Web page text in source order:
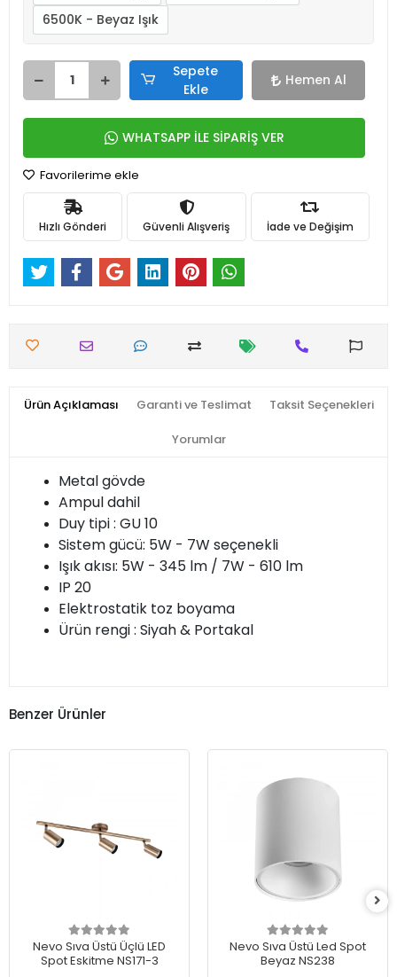
6500K - Beyaz Işık
Sepete
Ekle
Hemen Al
WHATSAPP İLE SİPARİŞ VER
Favorilerime ekle
Hızlı Gönderi Güvenli Alışveriş İade ve Değişim
Ürün Açıklaması Garanti ve Teslimat Taksit Seçenekleri
Yorumlar
Metal gövde
Ampul dahil
Duy tipi : GU 10
Sistem gücü: 5W - 7W seçenekli
Işık akısı: 5W - 345 lm / 7W - 610 lm
IP 20
Elektrostatik toz boyama
Ürün rengi : Siyah & Portakal
Benzer Ürünler
Nevo Sıva Üstü Üçlü LED
Spot Eskitme NS171-3
Nevo Sıva Üstü Led Spot
Beyaz NS238